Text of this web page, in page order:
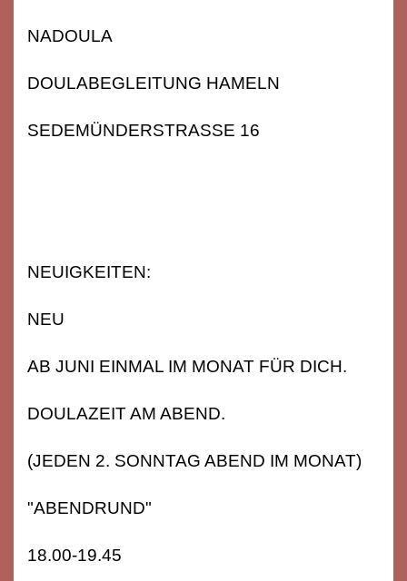
NADOULA
DOULABEGLEITUNG HAMELN
SEDEMÜNDERSTRASSE 16
NEUIGKEITEN:
NEU
AB JUNI EINMAL IM MONAT FÜR DICH.
DOULAZEIT AM ABEND.
(JEDEN 2. SONNTAG ABEND IM MONAT)
"ABENDRUND"
18.00-19.45